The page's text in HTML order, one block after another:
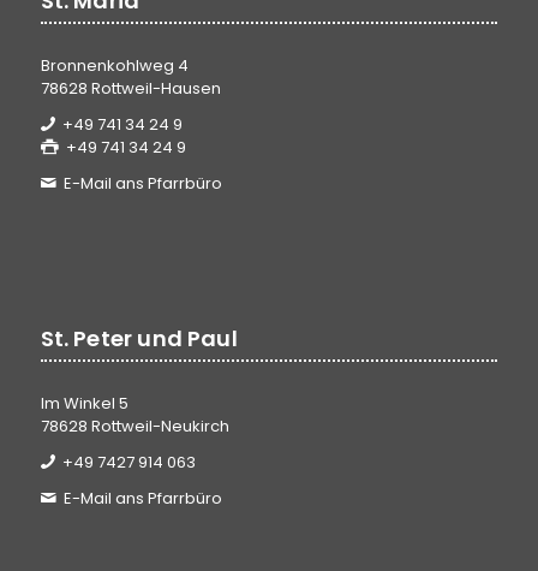
Bronnenkohlweg 4
78628 Rottweil-Hausen
+49 741 34 24 9
+49 741 34 24 9
E-Mail ans Pfarrbüro
St. Peter und Paul
Im Winkel 5
78628 Rottweil-Neukirch
+49 7427 914 063
E-Mail ans Pfarrbüro